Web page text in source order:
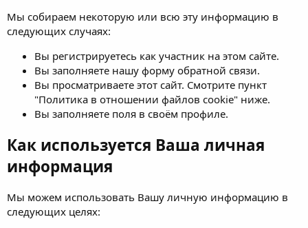
Мы собираем некоторую или всю эту информацию в
следующих случаях:
Вы регистрируетесь как участник на этом сайте.
Вы заполняете нашу форму обратной связи.
Вы просматриваете этот сайт. Смотрите пункт
"Политика в отношении файлов cookie" ниже.
Вы заполняете поля в своём профиле.
Как используется Ваша личная
информация
Мы можем использовать Вашу личную информацию в
следующих целях: